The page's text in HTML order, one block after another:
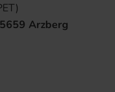
Arzberg